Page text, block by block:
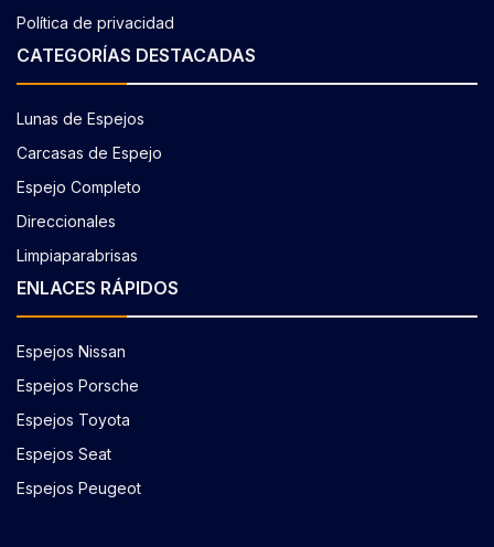
Política de privacidad
CATEGORÍAS DESTACADAS
Lunas de Espejos
Carcasas de Espejo
Espejo Completo
Direccionales
Limpiaparabrisas
ENLACES RÁPIDOS
Espejos Nissan
Espejos Porsche
Espejos Toyota
Espejos Seat
Espejos Peugeot